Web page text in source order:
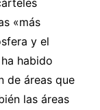
«más
y el
habido
de áreas que
las áreas